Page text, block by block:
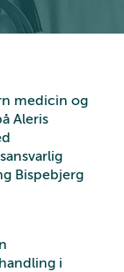
medicin og
Aleris
Bispebjerg
i